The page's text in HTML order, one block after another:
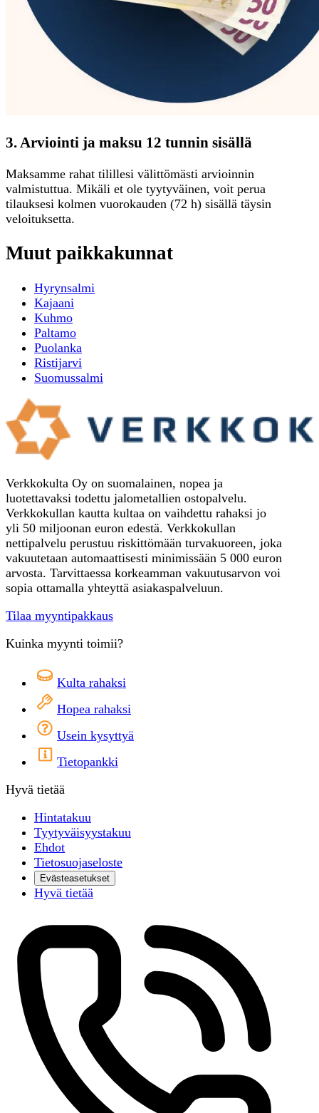
3. Arviointi ja maksu 12 tunnin sisällä
Maksamme rahat tilillesi välittömästi arvioinnin
valmistuttua. Mikäli et ole tyytyväinen, voit perua
tilauksesi kolmen vuorokauden (72 h) sisällä täysin
veloituksetta.
Muut paikkakunnat
Hyrynsalmi
Kajaani
Kuhmo
Paltamo
Puolanka
Ristijarvi
Suomussalmi
Verkkokulta Oy on suomalainen, nopea ja
luotettavaksi todettu jalometallien ostopalvelu.
Verkkokullan kautta kultaa on vaihdettu rahaksi jo
yli 50 miljoonan euron edestä. Verkkokullan
nettipalvelu perustuu riskittömään turvakuoreen, joka
vakuutetaan automaattisesti minimissään 5 000 euron
arvosta. Tarvittaessa korkeamman vakuutusarvon voi
sopia ottamalla yhteyttä asiakaspalveluun.
Tilaa myyntipakkaus
Kuinka myynti toimii?
Kulta rahaksi
Hopea rahaksi
Usein kysyttyä
Tietopankki
Hyvä tietää
Hintatakuu
Tyytyväisyystakuu
Ehdot
Tietosuojaseloste
Evästeasetukset
Hyvä tietää